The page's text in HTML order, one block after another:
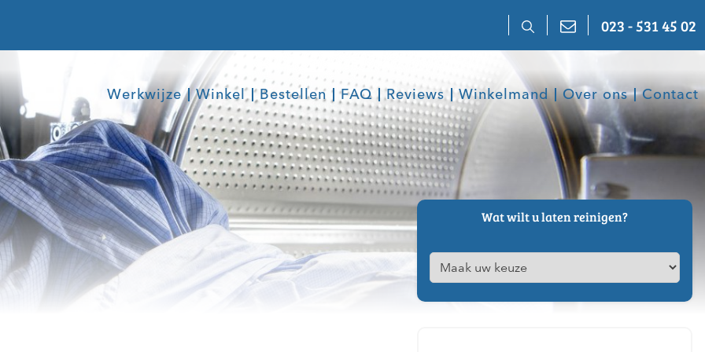
023 - 531 45 02
Werkwijze Winkel Bestellen FAQ Reviews Winkelmand Over ons Contact
Wat wilt u laten reinigen?